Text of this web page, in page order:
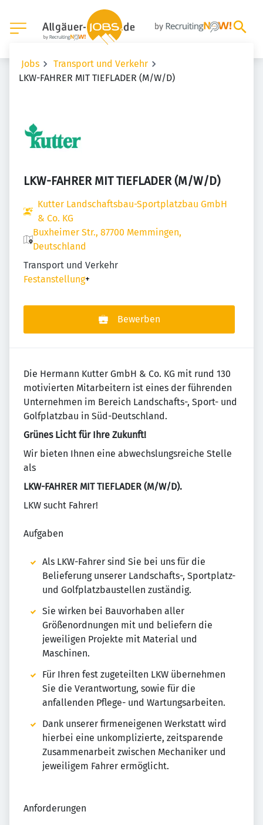
Jobs
Transport und Verkehr
LKW-FAHRER MIT TIEFLADER (M/W/D)
LKW-FAHRER MIT TIEFLADER (M/W/D)
Kutter Landschaftsbau-Sportplatzbau GmbH
& Co. KG
Buxheimer Str., 87700 Memmingen,
Deutschland
Transport und Verkehr
Festanstellung+
Bewerben
Die Hermann Kutter GmbH & Co. KG mit rund 130
motivierten Mitarbeitern ist eines der führenden
Unternehmen im Bereich Landschafts-, Sport- und
Golfplatzbau in Süd-Deutschland.
Grünes Licht für Ihre Zukunft!
Wir bieten Ihnen eine abwechslungsreiche Stelle
als
LKW-FAHRER MIT TIEFLADER (M/W/D).
LKW sucht Fahrer!
Aufgaben
Als LKW-Fahrer sind Sie bei uns für die
Belieferung unserer Landschafts-, Sportplatz-
und Golfplatzbaustellen zuständig.
Sie wirken bei Bauvorhaben aller
Größenordnungen mit und beliefern die
jeweiligen Projekte mit Material und
Maschinen.
Für Ihren fest zugeteilten LKW übernehmen
Sie die Verantwortung, sowie für die
anfallenden Pflege- und Wartungsarbeiten.
Dank unserer firmeneigenen Werkstatt wird
hierbei eine unkomplizierte, zeitsparende
Zusammenarbeit zwischen Mechaniker und
jeweiligem Fahrer ermöglicht.
Anforderungen